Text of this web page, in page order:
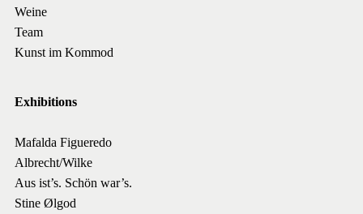
Weine
Team
Kunst im Kommod
Exhibitions
Mafalda Figueredo
Albrecht/Wilke
Aus ist’s. Schön war’s.
Stine Ølgod